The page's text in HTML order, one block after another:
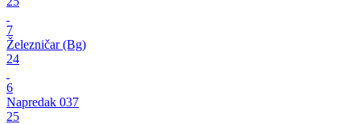
7
Železničar (Bg)
24
6
Napredak 037
25